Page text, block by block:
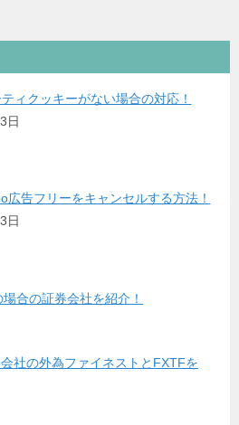
ィクッキーがない場合の対応！
日
広告フリーをキャンセルする方法！
日
合の証券会社を紹介！
社の外為ファイネストとFXTFを